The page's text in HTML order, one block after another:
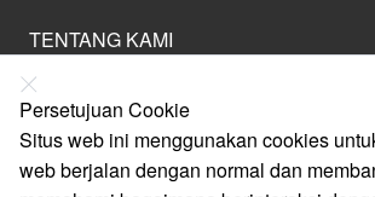
TENTANG KAMI
PERNYATAAN HUKUM
BANTUAN
LAYANAN
Persetujuan Cookie
Situs web ini menggunakan cookies
web berjalan dengan normal dan